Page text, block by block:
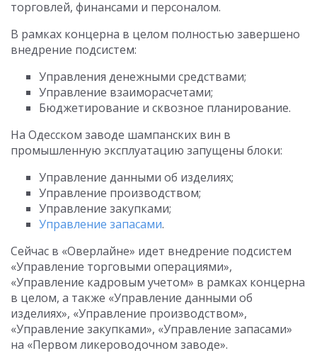
торговлей, финансами и персоналом.
В рамках концерна в целом полностью завершено
внедрение подсистем:
Управления денежными средствами;
Управление взаиморасчетами;
Бюджетирование и сквозное планирование.
На Одесском заводе шампанских вин в
промышленную эксплуатацию запущены блоки:
Управление данными об изделиях;
Управление производством;
Управление закупками;
Управление запасами.
Сейчас в «Оверлайне» идет внедрение подсистем
«Управление торговыми операциями»,
«Управление кадровым учетом» в рамках концерна
в целом, а также «Управление данными об
изделиях», «Управление производством»,
«Управление закупками», «Управление запасами»
на «Первом ликероводочном заводе».